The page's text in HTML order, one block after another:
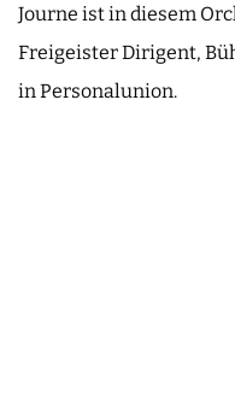
Journe ist in diesem
Freigeister Dirigent,
in Personalunion.